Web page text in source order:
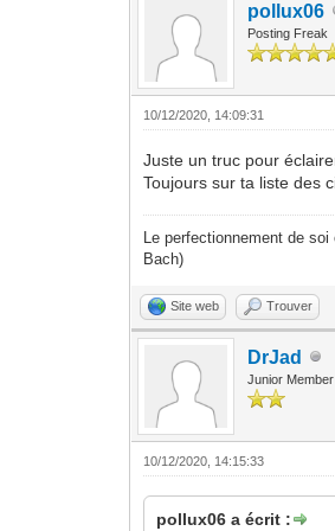
pollux06
Posting Freak
10/12/2020, 14:09:31
Juste un truc pour
Toujours sur ta liste des
Le perfectionnement de
Bach)
Site web Trouver
DrJad
Junior Member
10/12/2020, 14:15:33
pollux06 a écrit :